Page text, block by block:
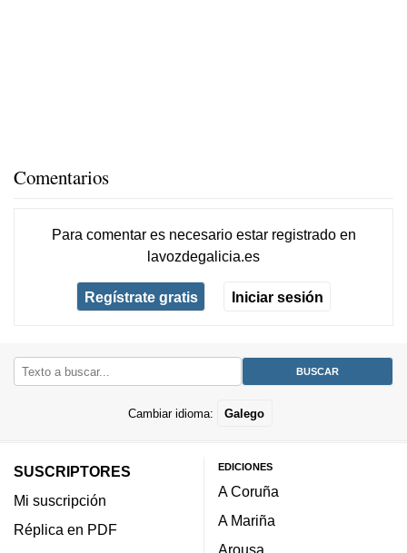
Comentarios
Para comentar es necesario estar registradoen
lavozdegalicia.es
Regístrate gratis Iniciar sesión
Cambiar idioma: Galego
SUSCRIPTORES
Mi suscripción
Réplica en PDF
EDICIONES
A Coruña
A Mariña
Arousa